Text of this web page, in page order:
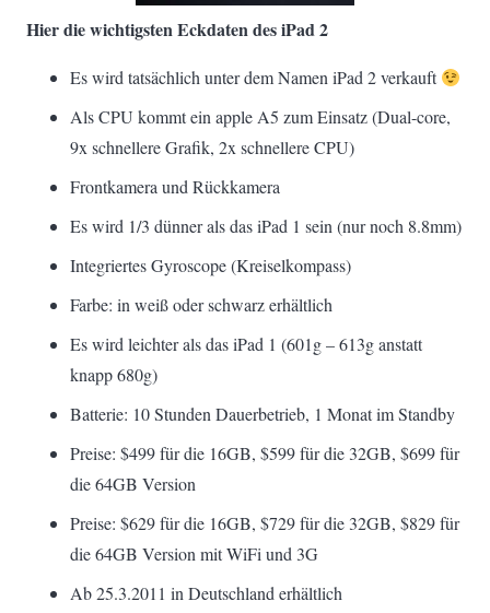
Hier die wichtigsten Eckdaten des iPad 2
Es wird tatsächlich unter dem Namen iPad 2 verkauft
Als CPU kommt ein apple A5 zum Einsatz (Dual-core,
9x schnellere Grafik, 2x schnellere CPU)
Frontkamera und Rückkamera
Es wird 1/3 dünner als das iPad 1 sein (nur noch 8.8mm)
Integriertes Gyroscope (Kreiselkompass)
Farbe: in weiß oder schwarz erhältlich
Es wird leichter als das iPad 1 (601g – 613g anstatt
knapp 680g)
Batterie: 10 Stunden Dauerbetrieb, 1 Monat im Standby
Preise: $499 für die 16GB, $599 für die 32GB, $699 für
die 64GB Version
Preise: $629 für die 16GB, $729 für die 32GB, $829 für
die 64GB Version mit WiFi und 3G
Ab 25.3.2011 in Deutschland erhältlich